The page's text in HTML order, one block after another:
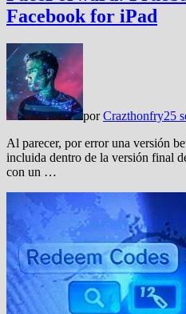
Facebook for iPad
porCrazthonfry25
Al parecer, por error una versión
incluida dentro de la versión final
con un …